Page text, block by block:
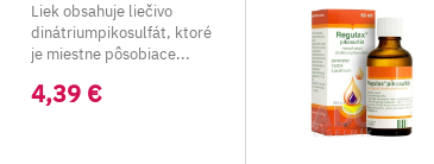
Liek obsahuje liečivo
dinátriumpikosulfát, ktoré
je miestne pôsobiace...
4,39 €